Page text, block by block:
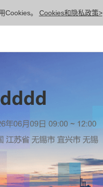
Cookies。 Cookies和隐私政策>